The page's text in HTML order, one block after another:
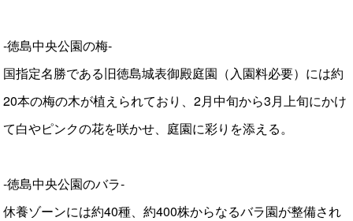
‐徳島中央公園の梅‐
国指定名勝である旧徳島城表御殿庭園（入園料必要）には約
20本の梅の木が植えられており、2月中旬から3月上旬にかけ
て白やピンクの花を咲かせ、庭園に彩りを添える。
‐徳島中央公園のバラ‐
休養ゾーンには約40種、約400株からなるバラ園が整備され